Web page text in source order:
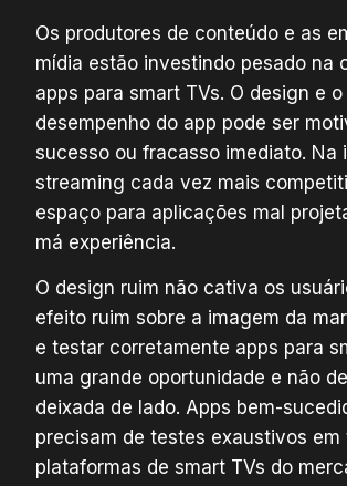
Os produtores de conteúdo e as
mídia estão investindo pesado na
apps para smart TVs. O design e o
desempenho do app pode ser
sucesso ou fracasso imediato. Na
streaming cada vez mais
espaço para aplicações mal
má experiência.
O design ruim não cativa os
efeito ruim sobre a imagem da
e testar corretamente apps para
uma grande oportunidade e não
deixada de lado. Apps bem-
precisam de testes exaustivos em
plataformas de smart TVs do